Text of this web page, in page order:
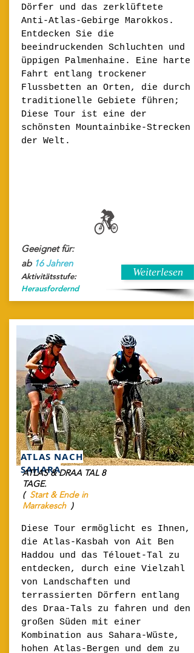
Dörfer und das zerklüftete
Anti-Atlas-Gebirge Marokkos.
Entdecken Sie die
beeindruckenden Schluchten und
üppigen Palmenhaine. Eine harte
Fahrt entlang trockener
Flussbetten an Orten, die durch
traditionelle Gebiete führen;
Diese Tour ist eine der
schönsten Mountainbike-Strecken
der Welt.
Geeignet für:
ab 16 Jahren
Aktivitätsstufe:
Herausfordernd
Weiterlesen
ATLAS NACH
SAHARA
ATLAS & DRAA TAL 8
TAGE.
( Start & Ende in
Marrakesch )
Diese Tour ermöglicht es Ihnen,
die Atlas-Kasbah von Ait Ben
Haddou und das Télouet-Tal zu
entdecken, durch eine Vielzahl
von Landschaften und
terrassierten Dörfern entlang
des Draa-Tals zu fahren und den
großen Süden mit einer
Kombination aus Sahara-Wüste,
hohen Atlas-Bergen und dem zu